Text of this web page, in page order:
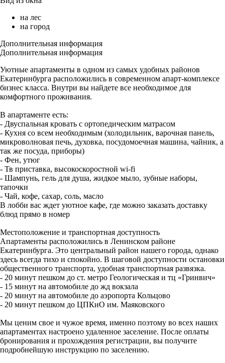
на лес
на город
Дополнительная информация
Дополнительная информация
Уютные апартаменты в одном из самых удобных районов
Екатеринбурга расположились в современном апарт-комплексе
бизнес класса. Внутри вы найдете все необходимое для
комфортного проживания.
В апартаменте есть:
- Двуспальная кровать с ортопедическим матрасом
- Кухня со всем необходимым (холодильник, варочная панель,
микроволновая печь, духовка, посудомоечная машина, чайник, а
так же посуда, приборы)
- Фен, утюг
- Тв приставка, высокоскоростной wi-fi
- Шампунь, гель для душа, жидкое мыло, зубные наборы,
тапочки
- Чай, кофе, сахар, соль, масло
В лобби вас ждет уютное кафе, где можно заказать доставку
блюд прямо в номер
Местоположение и транспортная доступность
Апартаменты расположились в Ленинском районе
Екатеринбурга. Это центральный район нашего города, однако
здесь всегда тихо и спокойно. В шаговой доступности остановки
общественного транспорта, удобная транспортная развязка.
- 20 минут пешком до ст. метро Геологическая и тц «Гринвич»
- 15 минут на автомобиле до жд вокзала
- 20 минут на автомобиле до аэропорта Кольцово
- 20 минут пешком до ЦПКиО им. Маяковского
Мы ценим свое и чужое время, именно поэтому во всех наших
апартаментах настроено удаленное заселение. После оплаты
бронирования и прохождения регистрации, вы получите
подробнейшую инструкцию по заселению.